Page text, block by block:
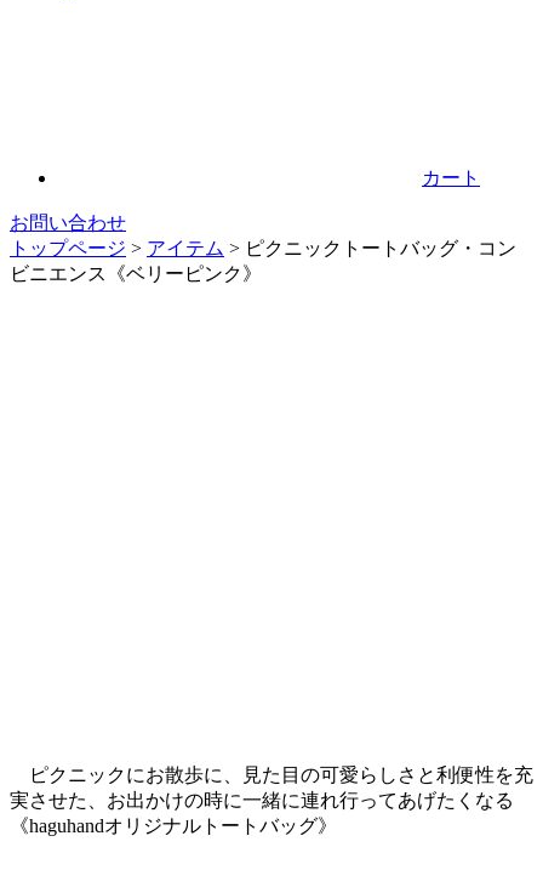
カート
お問い合わせ
トップページ > アイテム > ピクニックトートバッグ・コン
ビニエンス《ベリーピンク》
ピクニックにお散歩に、見た目の可愛らしさと利便性を充
実させた、お出かけの時に一緒に連れ行ってあげたくなる
《haguhandオリジナルトートバッグ》